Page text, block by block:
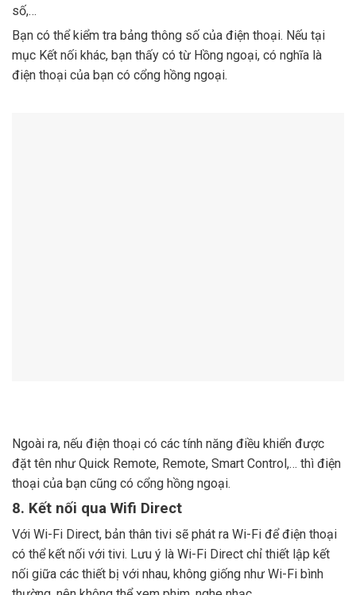
số,…
Bạn có thể kiểm tra bảng thông số của điện thoại. Nếu tại
mục Kết nối khác, bạn thấy có từ Hồng ngoại, có nghĩa là
điện thoại của bạn có cổng hồng ngoại.
Ngoài ra, nếu điện thoại có các tính năng điều khiển được
đặt tên như Quick Remote, Remote, Smart Control,… thì điện
thoại của bạn cũng có cổng hồng ngoại.
8. Kết nối qua Wifi Direct
Với Wi-Fi Direct, bản thân tivi sẽ phát ra Wi-Fi để điện thoại
có thể kết nối với tivi. Lưu ý là Wi-Fi Direct chỉ thiết lập kết
nối giữa các thiết bị với nhau, không giống như Wi-Fi bình